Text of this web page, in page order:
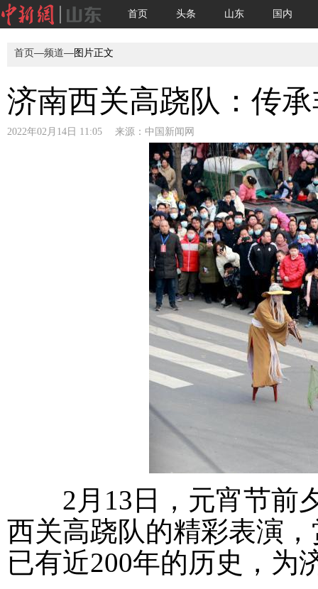
首页 头条 山东 国内
首页—频道—图片正文
济南西关高跷队：传
2022年02月14日 11:05 来源： 中国新闻网
2月13日，元宵节前夕
西关高跷队的精彩表演
已有近200年的历史，为